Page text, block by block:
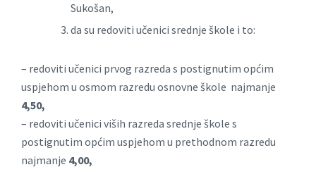
Sukošan,
da su redoviti učenici srednje škole i to:
– redoviti učenici prvog razreda s postignutim općim
uspjehom u osmom razredu osnovne škole najmanje
4,50,
– redoviti učenici viših razreda srednje škole s
postignutim općim uspjehom u prethodnom razredu
najmanje 4,00,